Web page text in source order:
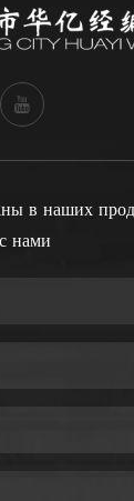
в наших
нами